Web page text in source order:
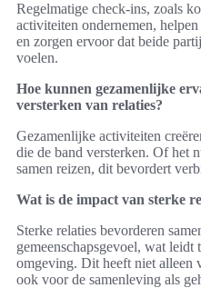
Regelmatige check-ins, zoals
activiteiten ondernemen,
en zorgen ervoor dat beide
voelen.
Hoe kunnen gezamenlijke
versterken van relaties?
Gezamenlijke activiteiten
die de band versterken. Of het
samen reizen, dit bevordert
Wat is de impact van sterke
Sterke relaties bevorderen
gemeenschapsgevoel, wat leidt
omgeving. Dit heeft niet alleen
ook voor de samenleving als